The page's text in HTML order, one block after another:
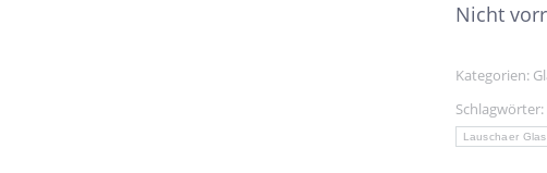
Nicht
Kategorien:
Schlagwörter:
Lauschaer Glas